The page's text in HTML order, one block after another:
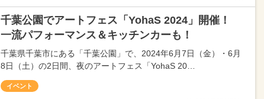
千葉公園でアートフェス「YohaS 2024」開催！
一流パフォーマンス＆キッチンカーも！
千葉県千葉市にある「千葉公園」で、2024年6月7日（金）・6月
8日（土）の2日間、夜のアートフェス「YohaS 20…
イベント